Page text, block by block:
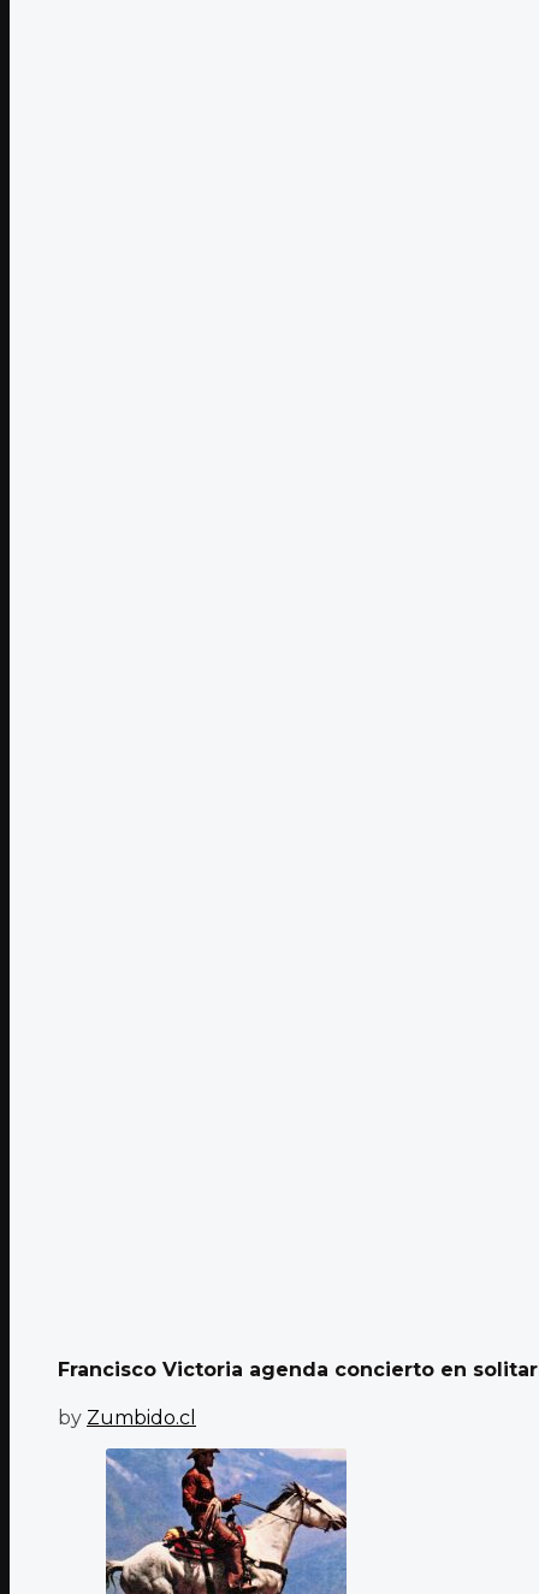
Francisco Victoria agenda concierto en
by Zumbido.cl